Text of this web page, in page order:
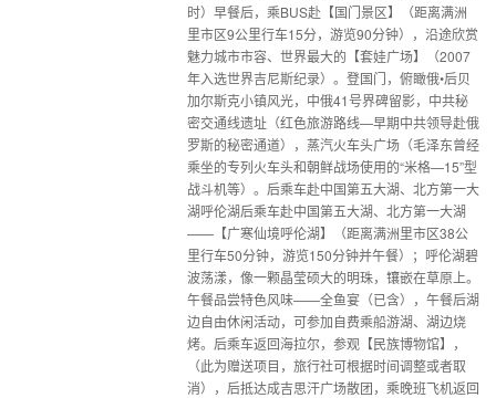
时）早餐后，乘BUS赴【国门景区】（距离满洲
里市区9公里行车15分，游览90分钟），沿途欣赏
魅力城市市容、世界最大的【套娃广场】（2007
年入选世界吉尼斯纪录）。登国门，俯瞰俄•后贝
加尔斯克小镇风光，中俄41号界碑留影，中共秘
密交通线遗址（红色旅游路线—早期中共领导赴俄
罗斯的秘密通道），蒸汽火车头广场（毛泽东曾经
乘坐的专列火车头和朝鲜战场使用的“米格—15”型
战斗机等）。后乘车赴中国第五大湖、北方第一大
湖呼伦湖后乘车赴中国第五大湖、北方第一大湖
——【广寒仙境呼伦湖】（距离满洲里市区38公
里行车50分钟，游览150分钟并午餐）；呼伦湖碧
波荡漾，像一颗晶莹硕大的明珠，镶嵌在草原上。
午餐品尝特色风味——全鱼宴（已含），午餐后湖
边自由休闲活动，可参加自费乘船游湖、湖边烧
烤。后乘车返回海拉尔，参观【民族博物馆】，
（此为赠送项目，旅行社可根据时间调整或者取
消），后抵达成吉思汗广场散团，乘晚班飞机返回